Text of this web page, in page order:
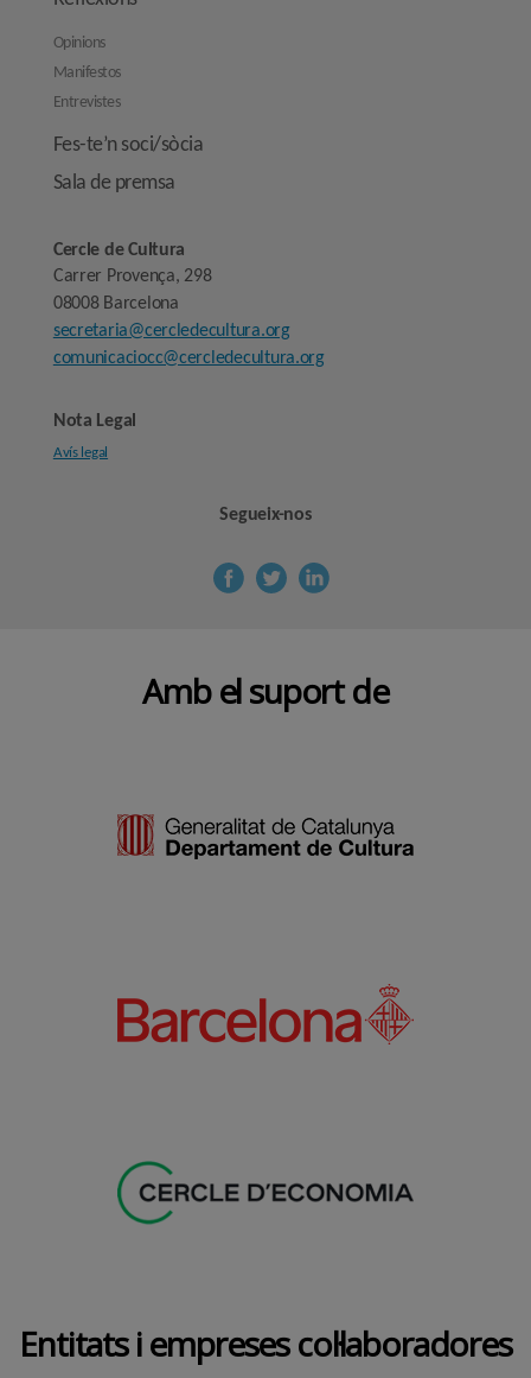
Opinions
Manifestos
Entrevistes
Fes-te’n soci/sòcia
Sala de premsa
Cercle de Cultura
Carrer Provença, 298
08008 Barcelona
secretaria@cercledecultura.org
comunicaciocc@cercledecultura.org
Nota Legal
Avís legal
Segueix-nos
Amb el suport de
Entitats i empreses col·laboradores